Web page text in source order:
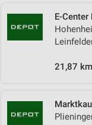
E-
21,87 km